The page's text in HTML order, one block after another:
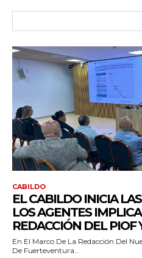
CABILDO
EL CABILDO INICIA
LOS AGENTES
REDACCIÓN DEL PIOF
En El Marco De La Redacción Del
De Fuerteventura...